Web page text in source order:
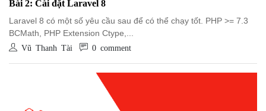
Bài 2: Cài đặt Laravel 8
Laravel 8 có một số yêu cầu sau để có thể chạy tốt. PHP >= 7.3
BCMath, PHP Extension Ctype,...
Vũ Thanh Tài 0 comment